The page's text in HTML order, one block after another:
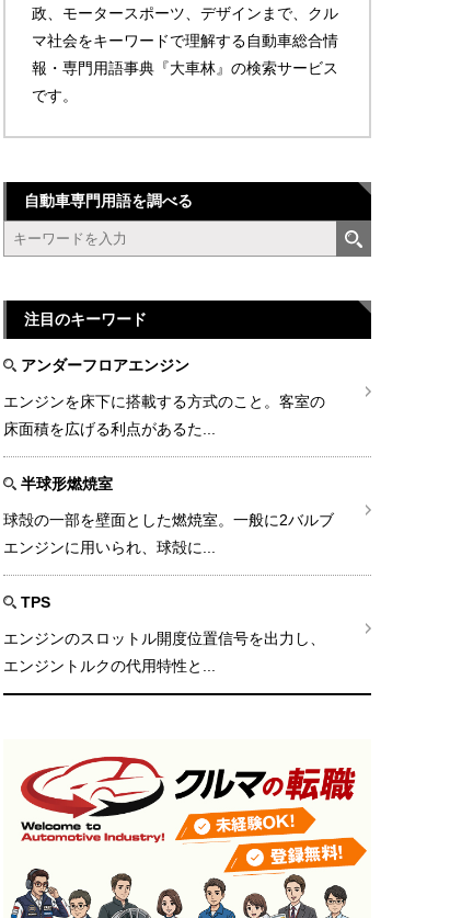
政、モータースポーツ、デザインまで、クル
マ社会をキーワードで理解する自動車総合情
報・専門用語事典『大車林』の検索サービス
です。
自動車専門用語を調べる
注目のキーワード
アンダーフロアエンジン
エンジンを床下に搭載する方式のこと。客室の
床面積を広げる利点があるた...
半球形燃焼室
球殻の一部を壁面とした燃焼室。一般に2バルブ
エンジンに用いられ、球殻に...
TPS
エンジンのスロットル開度位置信号を出力し、
エンジントルクの代用特性と...